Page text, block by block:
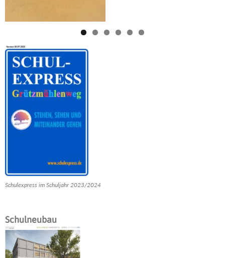
Schulexpress im Schuljahr 2023/2024
Schulneubau